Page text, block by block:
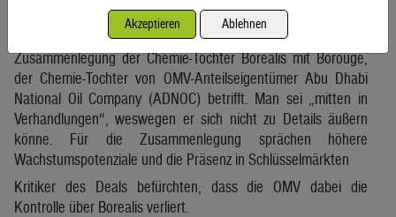
Zugeknöpft gab sich Stern am Freitag, was die
Zusammenlegung der Chemie-Tochter Borealis mit Borouge,
der Chemie-Tochter von OMV-Anteilseigentümer Abu Dhabi
National Oil Company (ADNOC) betrifft. Man sei „mitten in
Verhandlungen“, weswegen er sich nicht zu Details äußern
könne. Für die Zusammenlegung sprächen höhere
Wachstumspotenziale und die Präsenz in Schlüsselmärkten
Kritiker des Deals befürchten, dass die OMV dabei die
Kontrolle über Borealis verliert.
Akzeptieren Ablehnen